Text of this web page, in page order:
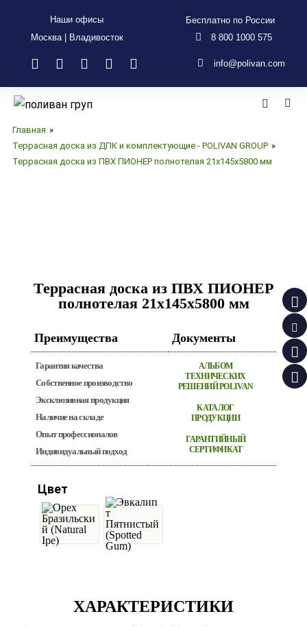
Наши офисы
Москва | Владивосток
Бесплатно по России
8 800 1000 575
info@polivan.com
Главная »
Террасная доска из ДПК и комплектующие - POLIVAN GROUP »
Террасная доска из ПВХ ПИОНЕР полнотелая 21х145х5800 мм
Террасная доска из ПВХ ПИОНЕР
полнотелая 21х145х5800 мм
Преимущества Документы
Гарантия качества
Собственное производство
Эксклюзивная продукция
Наличие на складе
Опыт профессионалов
Индивидуальный подход
АЛЬБОМ
ТЕХНИЧЕСКИХ
РЕШЕНИЙ POLIVAN
КАТАЛОГ
ПРОДУКЦИИ
ГАРАНТИЙНЫЙ
СЕРТИФИКАТ
Цвет
ХАРАКТЕРИСТИКИ